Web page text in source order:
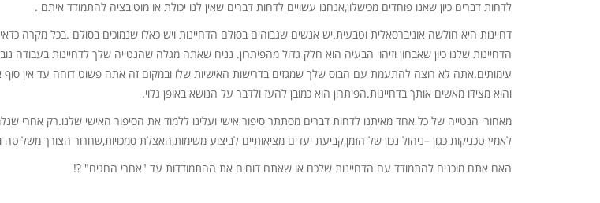
לדחות דברים כיון שאנו פוחדים מכישלון,אנחנו עשויים לדחות דברים שאין לנו יכולת או מוטיבציה להתמודד איתם .
דחיינות היא חולשה אוניברסאלית וטבעית.יש אנשים שגבוהים בסולם הדחיינות ויש כאלו שנמוכים בסולם .בכל מקרה
הדחיינות שלנו כיון שאבחון וזיהוי הבעיה הוא חלק גדול מהפיתרון. נניח שאתה מגלה שהנטייה שלך לדחיינות בעבודה
עימותים.אתה לא רוצה להתעמת עם הבוס שלך שמגזים בדרישות האישיות שלו ובמקום זה אתה פשוט דוחה עד אין
והוא מצידו מאשים אותך בדחיינות.הפיתרון הוא כמובן להעז ולדבר על הנושא באופן גלוי.
מאחורי הנטייה של כל אחד מאיתנו לדחות דברים מסתתר סיפור אישי ועלינו ללמוד את הסיפור האישי שלנו.רק אחרי
לאמץ טכניקות כגון –ניהול נכון של הזמן,קביעת יעדים מציאותיים לביצוע משימות,האצלת סמכויות,שחרור הצורך משליטה
האם אתם מוכנים להתמודד עם הדחיינות שלכם או שאתם דוחים את ההתמודדות עד "אחרי החגים" ?!